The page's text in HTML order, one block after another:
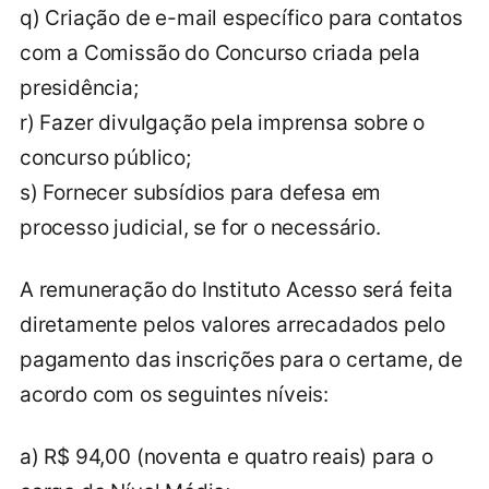
q) Criação de e-mail específico para contatos
com a Comissão do Concurso criada pela
presidência;
r) Fazer divulgação pela imprensa sobre o
concurso público;
s) Fornecer subsídios para defesa em
processo judicial, se for o necessário.
A remuneração do Instituto Acesso será feita
diretamente pelos valores arrecadados pelo
pagamento das inscrições para o certame, de
acordo com os seguintes níveis:
a) R$ 94,00 (noventa e quatro reais) para o